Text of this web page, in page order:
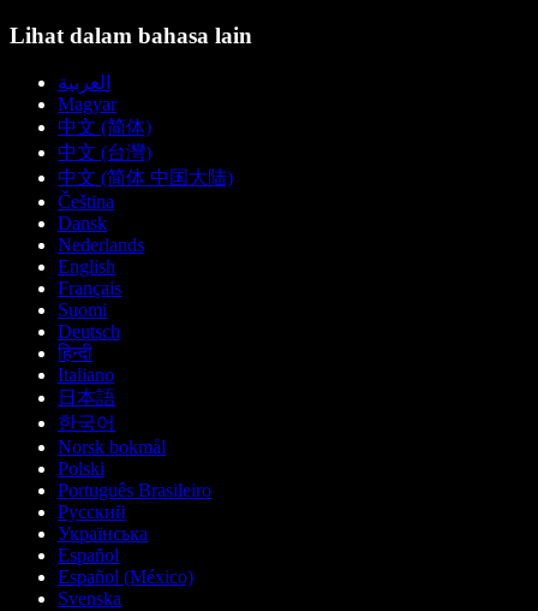
Lihat dalam bahasa lain
العربية
Magyar
中文 (简体)
中文 (台灣)
中文 (简体 中国大陆)
Čeština
Dansk
Nederlands
English
Français
Suomi
Deutsch
हिन्दी
Italiano
日本語
한국어
Norsk bokmål
Polski
Português Brasileiro
Русский
Українська
Español
Español (México)
Svenska